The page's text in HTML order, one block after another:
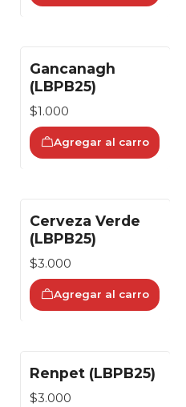
Gancanagh
(LBPB25)
$1.000
Agregar al carro
Cerveza Verde
(LBPB25)
$3.000
Agregar al carro
Renpet (LBPB25)
$3.000